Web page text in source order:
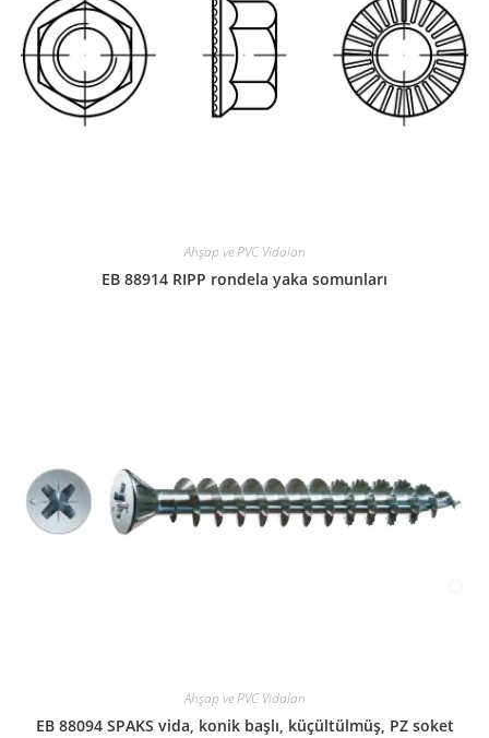
Ahşap ve PVC Vidaları
EB 88914 RIPP rondela yaka somunları
Ahşap ve PVC Vidaları
EB 88094 SPAKS vida, konik başlı, küçültülmüş, PZ soket